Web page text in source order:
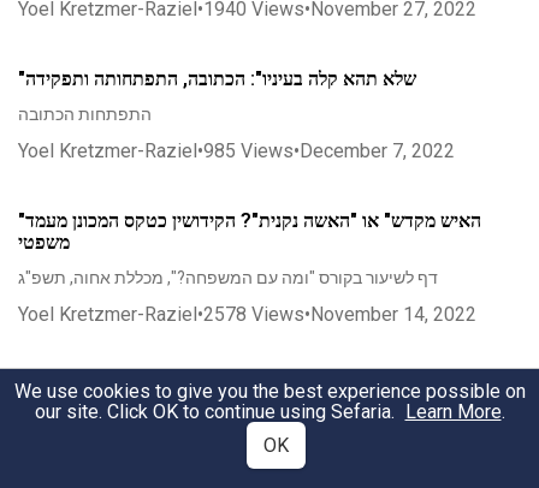
Yoel Kretzmer-Raziel•1940 Views•November 27, 2022
"שלא תהא קלה בעיניו": הכתובה, התפתחותה ותפקידה
התפתחות הכתובה
Yoel Kretzmer-Raziel•985 Views•December 7, 2022
"האיש מקדש" או "האשה נקנית"? הקידושין כטקס המכונן מעמד
משפטי
דף לשיעור בקורס "ומה עם המשפחה?", מכללת אחוה, תשפ"ג
Yoel Kretzmer-Raziel•2578 Views•November 14, 2022
"וְכָתַב לָהּ סֵפֶר כְּרִיתֻת": גירושין במקרא, בברית החדשה ובמשנה
מקורות על גירושין לשיעור בסמינר
Views
We use cookies to give you the best experience possible on
our site. Click OK to continue using Sefaria. Learn More.
OK